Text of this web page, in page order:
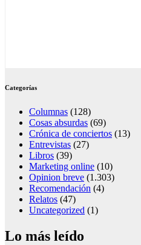
Categorías
Columnas (128)
Cosas absurdas (69)
Crónica de conciertos (13)
Entrevistas (27)
Libros (39)
Marketing online (10)
Opinion breve (1.303)
Recomendación (4)
Relatos (47)
Uncategorized (1)
Lo más leído